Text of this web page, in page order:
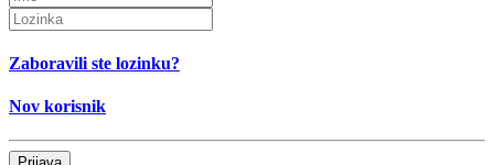
Zaboravili ste lozinku?
Nov korisnik